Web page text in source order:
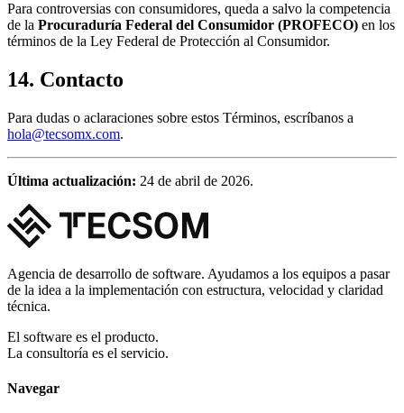
Para controversias con consumidores, queda a salvo la competencia
de la Procuraduría Federal del Consumidor (PROFECO) en los
términos de la Ley Federal de Protección al Consumidor.
14. Contacto
Para dudas o aclaraciones sobre estos Términos, escríbanos a
hola@tecsomx.com.
Última actualización: 24 de abril de 2026.
Agencia de desarrollo de software. Ayudamos a los equipos a pasar
de la idea a la implementación con estructura, velocidad y claridad
técnica.
El software es el producto.
La consultoría es el servicio.
Navegar